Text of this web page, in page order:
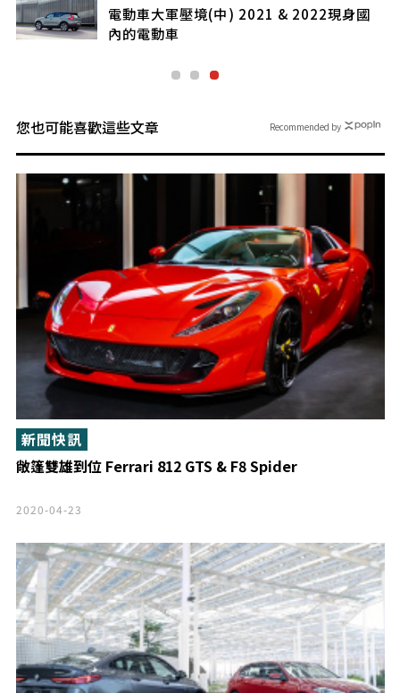
電動車大軍壓境(中) 2021 & 2022現身國
內的電動車
您也可能喜歡這些文章
敞篷雙雄到位 Ferrari 812 GTS & F8 Spider
新聞快訊
2020-04-23
Recommended by